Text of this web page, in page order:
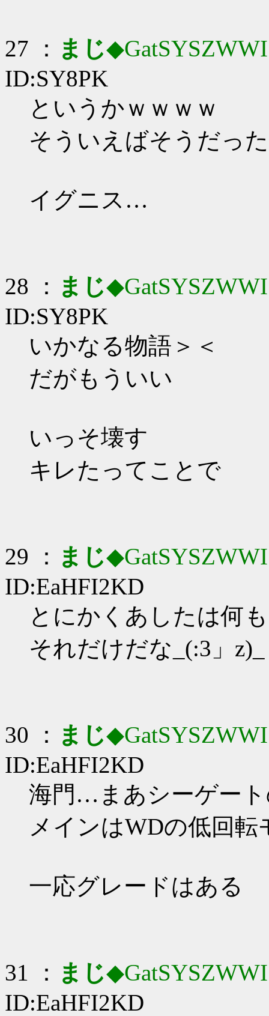
27 ： まじ◆GatSYSZWWI
ID:SY8PK
というかｗｗｗｗ
そういえばそうだっ
イグニス…
28 ： まじ◆GatSYSZWWI
ID:SY8PK
いかなる物語＞＜
だがもういい
いっそ壊す
キレたってことで
29 ： まじ◆GatSYSZWWI
ID:EaHFI2KD
とにかくあしたは何
それだけだな_(:3」z)_
30 ： まじ◆GatSYSZWWI
ID:EaHFI2KD
海門…まあシーゲー
メインはWDの低回転
一応グレードはある
31 ： まじ◆GatSYSZWWI
ID:EaHFI2KD